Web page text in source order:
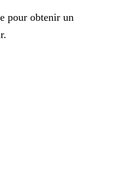
pour obtenir un